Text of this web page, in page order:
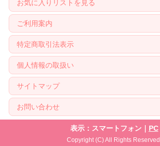
お気に入りリストを見る
ご利用案内
特定商取引法表示
個人情報の取扱い
サイトマップ
お問い合わせ
表示：スマートフォン｜ PC
Copyright (C) All Rights Reserved.